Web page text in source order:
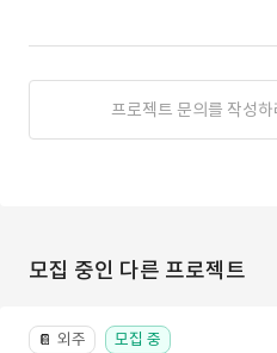
프로젝트 문의를 작성하
모집 중인 다른 프로젝트
📔 외주 모집 중